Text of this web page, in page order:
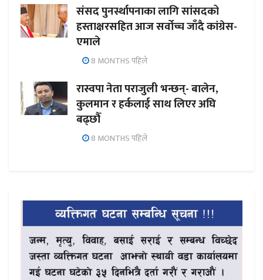
संसद पुनर्स्थापनाका लागि सांसदको
हस्ताक्षरसहित आज सर्वोच्च जाँदै कांग्रेस-
एमाले
8 MONTHS पहिले
रास्वपा नेता पराजुली भन्छन्- बालेन,
कुलमान र हर्कलाई साथ लिएर अघि
बढ्छौँ
8 MONTHS पहिले